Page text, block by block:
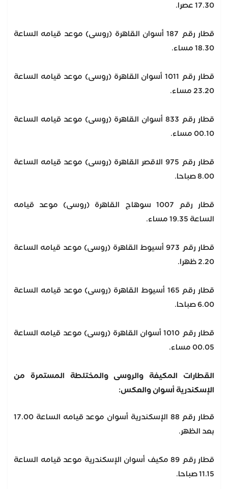
17.30 عصرا.
قطار رقم 187 أسوان القاهرة (روسى) موعد قيامه الساعة
18.30 مساء.
قطار رقم 1011 أسوان القاهرة (روسى) موعد قيامه الساعة
23.20 مساء.
قطار رقم 833 أسوان القاهرة (روسى) موعد قيامه الساعة
00.10 مساء.
قطار رقم 975 الاقصر القاهرة (روسى) موعد قيامه الساعة
8.00 صباحا.
قطار رقم 1007 سوهاج القاهرة (روسى) موعد قيامه
الساعة 19.35 مساء.
قطار رقم 973 أسيوط القاهرة (روسى) موعد قيامه الساعة
2.20 ظهرا.
قطار رقم 165 أسيوط القاهرة (روسى) موعد قيامه الساعة
6.00 صباحا.
قطار رقم 1010 أسوان القاهرة (روسى) موعد قيامه الساعة
00.05 مساء.
القطارات المكيفة والروسى والمختلطة المستمرة من
الإسكندرية أسوان والعكس:
قطار رقم 88 الإسكندرية أسوان موعد قيامه الساعة 17.00
بعد الظهر.
قطار رقم 89 مكيف أسوان الإسكندرية موعد قيامه الساعة
11.15 صباحا.